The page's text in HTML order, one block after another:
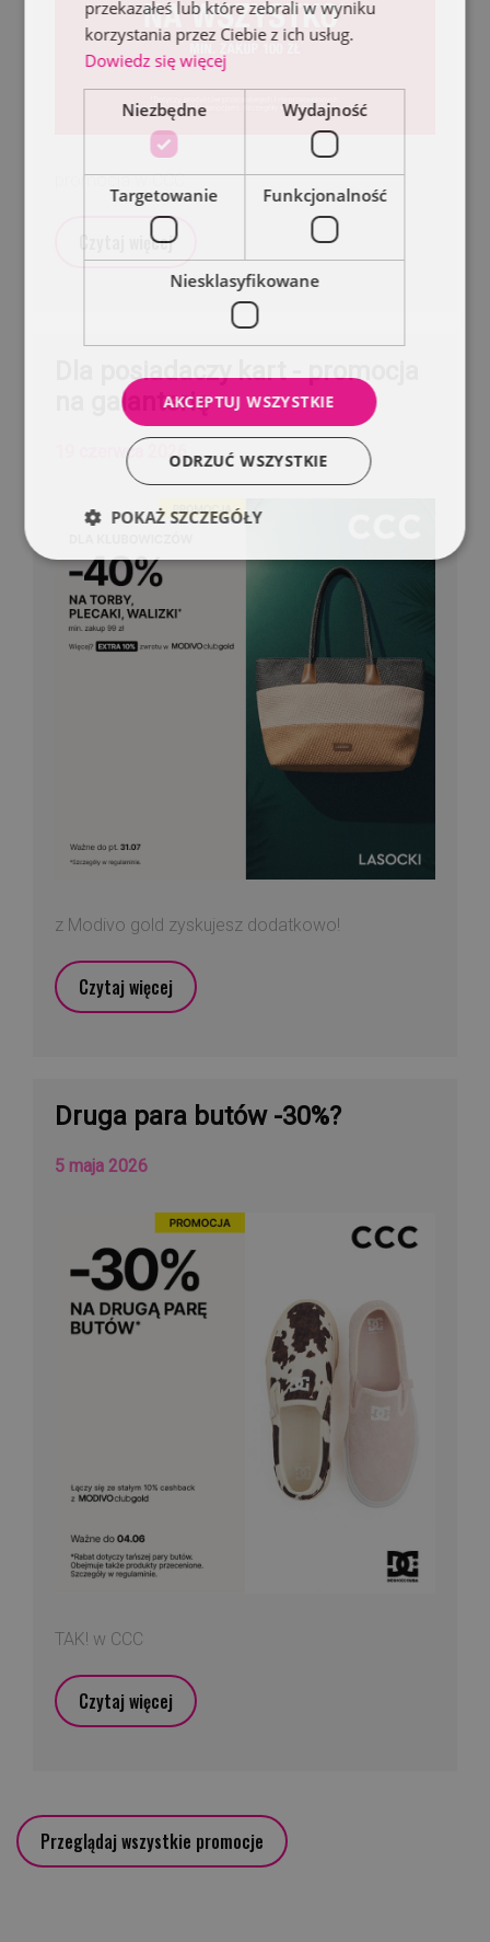
promocja w CCC
Czytaj więcej
Dla posiadaczy kart - promocja
na galanterię
19 czerwca 2026
z Modivo gold zyskujesz dodatkowo!
Czytaj więcej
Druga para butów -30%?
5 maja 2026
TAK! w CCC
Czytaj więcej
Przeglądaj wszystkie promocje
przekazałeś lub które zebrali w wyniku
korzystania przez Ciebie z ich usług.
Dowiedz się więcej
Niezbędne Wydajność
Targetowanie Funkcjonalność
Niesklasyfikowane
AKCEPTUJ WSZYSTKIE
ODRZUĆ WSZYSTKIE
POKAŻ SZCZEGÓŁY